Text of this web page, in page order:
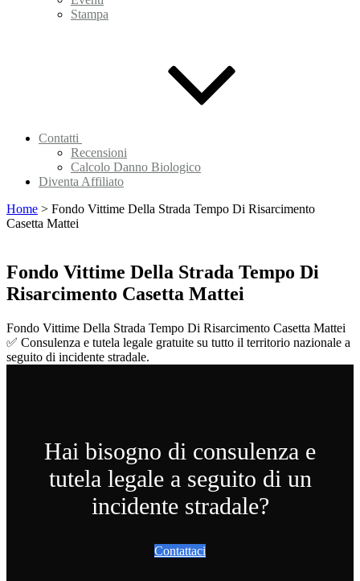
Stampa
Contatti
Recensioni
Calcolo Danno Biologico
Diventa Affiliato
Home > Fondo Vittime Della Strada Tempo Di Risarcimento
Casetta Mattei
Fondo Vittime Della Strada Tempo Di
Risarcimento Casetta Mattei
Fondo Vittime Della Strada Tempo Di Risarcimento Casetta Mattei
✅ Consulenza e tutela legale gratuite su tutto il territorio nazionale a
seguito di incidente stradale.
Hai bisogno di consulenza e
tutela legale a seguito di un
incidente stradale?
Contattaci